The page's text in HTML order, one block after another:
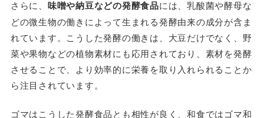
さらに、 味噌や納豆などの発酵食品には、乳酸菌や酵母な
どの微生物の働きによって生まれる発酵由来の成分が含ま
れています。こうした発酵の働きは、大豆だけでなく、野
菜や果物などの植物素材にも応用されており、素材を発酵
させることで、より効率的に栄養を取り入れられることか
ら注目されています。
ゴマはこうした発酵食品とも相性が良く、和食ではゴマ和